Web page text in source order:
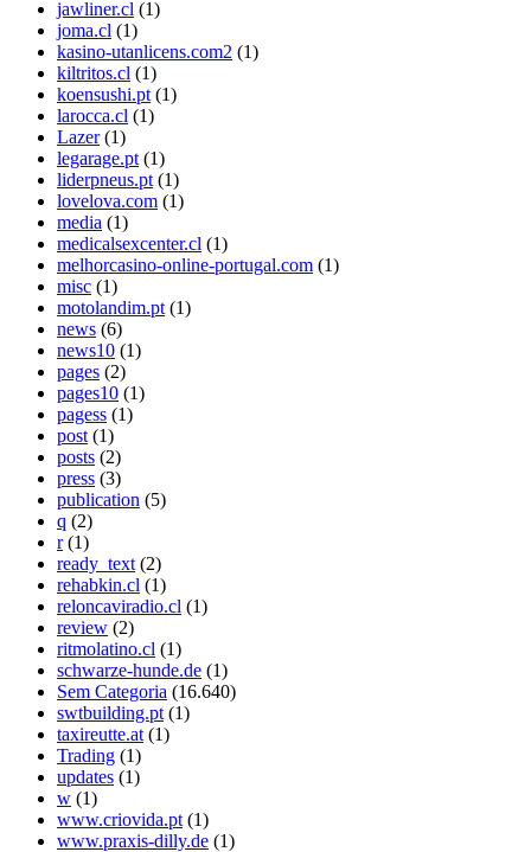
jawliner.cl (1)
joma.cl (1)
kasino-utanlicens.com2 (1)
kiltritos.cl (1)
koensushi.pt (1)
larocca.cl (1)
Lazer(1)
legarage.pt (1)
liderpneus.pt (1)
lovelova.com (1)
media (1)
medicalsexcenter.cl (1)
melhorcasino-online-portugal.com (1)
misc (1)
motolandim.pt (1)
news (6)
news10 (1)
pages (2)
pages10 (1)
pagess (1)
post (1)
posts (2)
press (3)
publication (5)
q (2)
r(1)
ready_text (2)
rehabkin.cl (1)
reloncaviradio.cl (1)
review (2)
ritmolatino.cl (1)
schwarze-hunde.de (1)
Sem Categoria (16.640)
swtbuilding.pt (1)
taxireutte.at (1)
Trading (1)
updates (1)
w (1)
www.criovida.pt (1)
www.praxis-dilly.de (1)